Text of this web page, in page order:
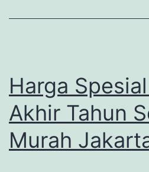
Harga
Akhir Tahun
Murah